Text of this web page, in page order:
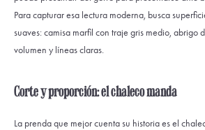
Para capturar esa lectura moderna, busca
suaves: camisa marfil con traje gris medio, abrigo
volumen y líneas claras.
Corte y proporción: el chaleco manda
La prenda que mejor cuenta su historia es el